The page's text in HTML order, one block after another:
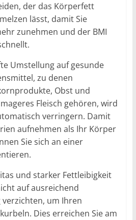
der das Körperfett
lässt, damit Sie
zunehmen und der BMI
Umstellung auf gesunde
zu denen
Obst und
Fleisch gehören, wird
verringern. Damit
aufnehmen als Ihr Körper
Sie sich an einer
und starker Fettleibigkeit
auf ausreichend
verzichten, um Ihren
Dies erreichen Sie am